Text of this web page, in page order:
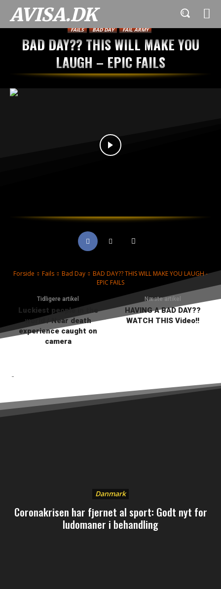
AVISA.DK
FAILS BAD DAY FAIL ARMY
BAD DAY?? THIS WILL MAKE YOU
LAUGH – EPIC FAILS
Forside Fails Bad Day
BAD DAY?? THIS WILL MAKE YOU LAUGH -
EPIC FAILS
Tidligere artikel
Luckiest people in the
world / Near death
experience caught on
camera
Næste artikel
HAVING A BAD DAY??
WATCH THIS Video!!
-
Danmark
Coronakrisen har fjernet al sport: Godt nyt for
ludomaner i behandling